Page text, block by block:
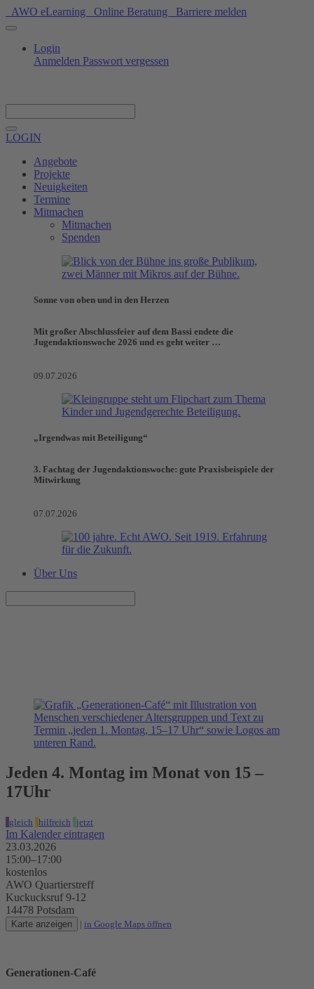
AWO eLearning Online Beratung Barriere melden
Login
Anmelden Passwort vergessen
LOGIN
Angebote
Projekte
Neuigkeiten
Termine
Mitmachen
Mitmachen
Spenden
Sonne von oben und in den Herzen
Mit großer Abschlussfeier auf dem Bassi endete die
Jugendaktionswoche 2026 und es geht weiter …
09.07.2026
„Irgendwas mit Beteiligung“
3. Fachtag der Jugendaktionswoche: gute Praxisbeispiele der
Mitwirkung
07.07.2026
Über Uns
Jeden 4. Montag im Monat von 15 –
17Uhr
gleich hilfreich jetzt
Im Kalender eintragen
23.03.2026
15:00–17:00
kostenlos
AWO Quartierstreff
Kuckucksruf 9-12
14478 Potsdam
Karte anzeigen | in Google Maps öffnen
Generationen-Café